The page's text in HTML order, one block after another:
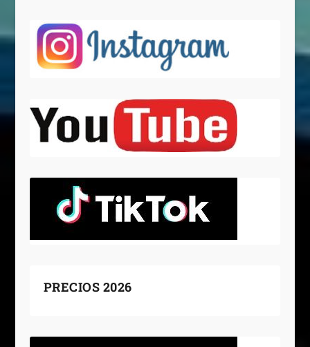
PRECIOS 2026